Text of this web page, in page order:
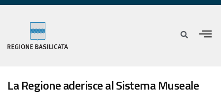
La Regione aderisce al Sistema Museale